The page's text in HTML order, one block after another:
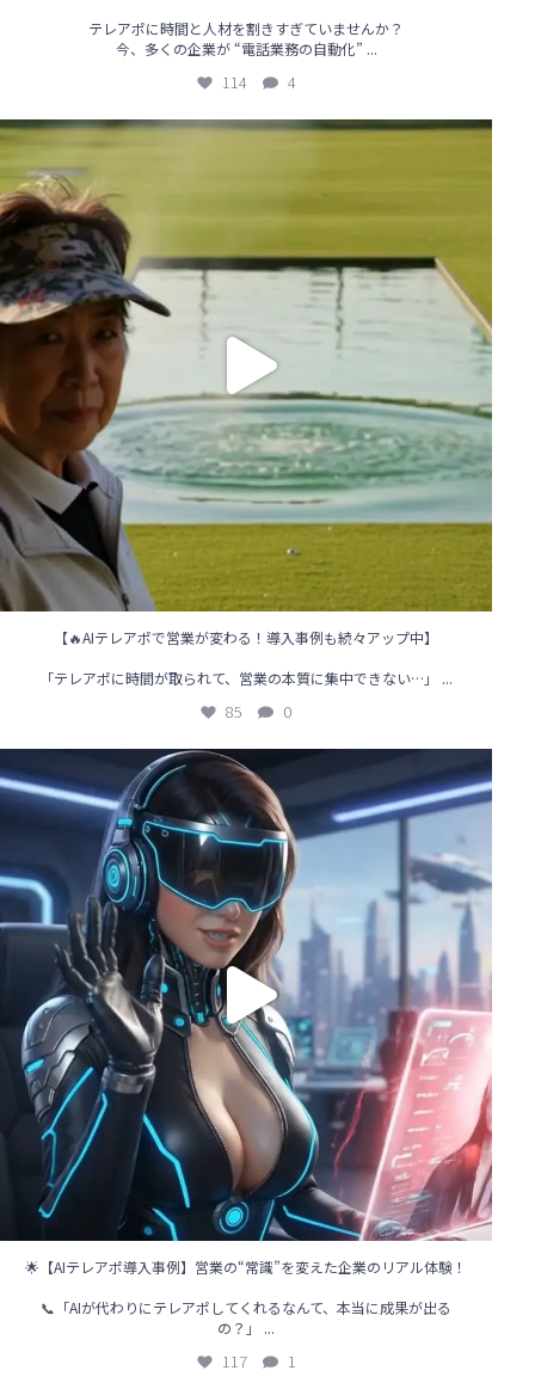
テレアポに時間と人材を割きすぎていませんか？
今、多くの企業が “電話業務の自動化” ...
114 4
【🔥AIテレアポで営業が変わる！導入事例も続々アップ中】
【🔥AIテレアポで営業が変わる！導入事例も続々アップ中】
「テレアポに時間が取られて、営業の本質に集中できない…」
...
85 0
🌟【AIテレアポ導入事例】営業の“常識”を変えた企業のリアル体験！
...
117 1
🌟【AIテレアポ導入事例】営業の“常識”を変えた企業のリアル体験！
📞「AIが代わりにテレアポしてくれるなんて、本当に成果が出る
の？」
...
117 1